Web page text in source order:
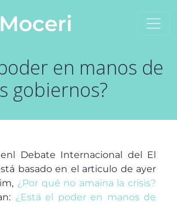
en manos de
gobiernos?
Debate Internacional del El
basado en el articulo de ayer
¿Por qué no amaina la crisis?
¿Está el poder en manos de